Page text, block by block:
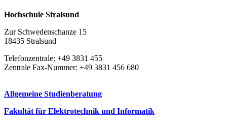
Hochschule Stralsund
Zur Schwedenschanze 15
18435 Stralsund
Telefonzentrale: +49 3831 455
Zentrale Fax-Nummer: +49 3831 456 680
Allgemeine Studienberatung
Fakultät für Elektrotechnik und Informatik